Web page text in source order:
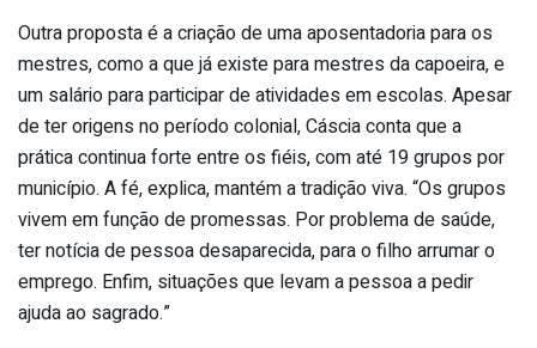
Outra proposta é a criação de uma aposentadoria para os
mestres, como a que já existe para mestres da capoeira, e
um salário para participar de atividades em escolas. Apesar
de ter origens no período colonial, Cáscia conta que a
prática continua forte entre os fiéis, com até 19 grupos por
município. A fé, explica, mantém a tradição viva. “Os grupos
vivem em função de promessas. Por problema de saúde,
ter notícia de pessoa desaparecida, para o filho arrumar o
emprego. Enfim, situações que levam a pessoa a pedir
ajuda ao sagrado.”